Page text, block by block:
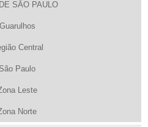
SÃO PAULO
Guarulhos
Central
São Paulo
Leste
Norte